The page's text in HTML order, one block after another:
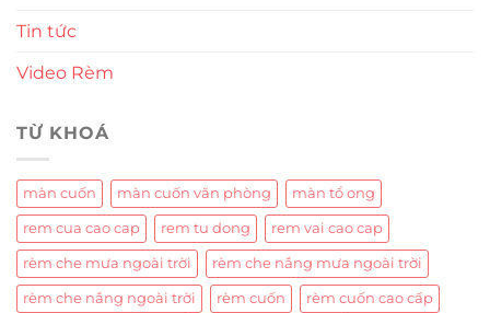
Tin tức
Video Rèm
TỪ KHOÁ
màn cuốn màn cuốn văn phòng màn tổ ong
rem cua cao cap rem tu dong rem vai cao cap
rèm che mưa ngoài trời rèm che nắng mưa ngoài trời
rèm che nắng ngoài trời rèm cuốn rèm cuốn cao cấp